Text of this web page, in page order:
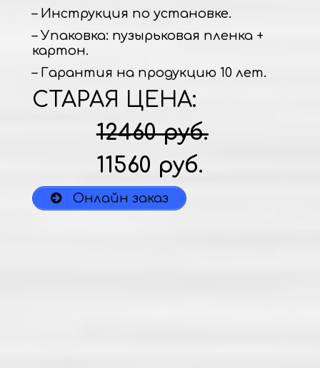
– Инструкция по установке.
– Упаковка: пузырьковая пленка +
картон.
– Гарантия на продукцию 10 лет.
СТАРАЯ ЦЕНА:
12460 руб.
11560 руб.
Онлайн заказ